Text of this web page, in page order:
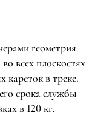
геометрия
всех плоскостях
кареток в треке.
срока службы
в 120 кг.